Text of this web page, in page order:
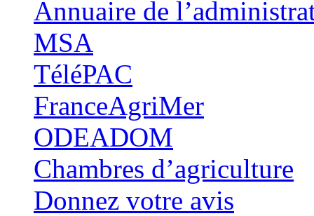
Annuaire de
MSA
TéléPAC
FranceAgriMer
ODEADOM
Chambres d’agriculture
Donnez votre avis